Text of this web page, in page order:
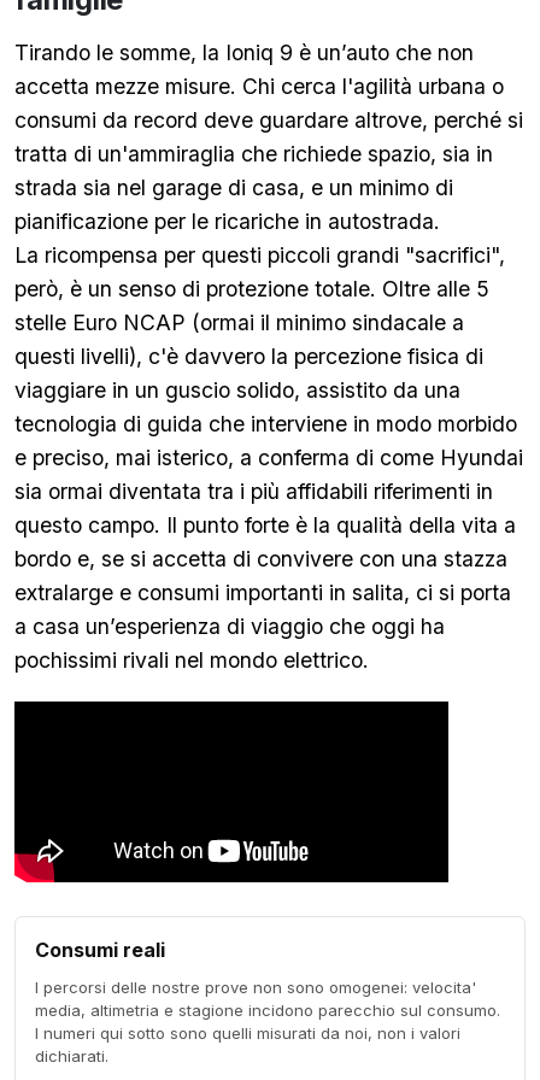
Tirando le somme, la Ioniq 9 è un’auto che non
accetta mezze misure. Chi cerca l'agilità urbana o
consumi da record deve guardare altrove, perché si
tratta di un'ammiraglia che richiede spazio, sia in
strada sia nel garage di casa, e un minimo di
pianificazione per le ricariche in autostrada.
La ricompensa per questi piccoli grandi "sacrifici",
però, è un senso di protezione totale. Oltre alle 5
stelle Euro NCAP (ormai il minimo sindacale a
questi livelli), c'è davvero la percezione fisica di
viaggiare in un guscio solido, assistito da una
tecnologia di guida che interviene in modo morbido
e preciso, mai isterico, a conferma di come Hyundai
sia ormai diventata tra i più affidabili riferimenti in
questo campo. Il punto forte è la qualità della vita a
bordo e, se si accetta di convivere con una stazza
extralarge e consumi importanti in salita, ci si porta
a casa un’esperienza di viaggio che oggi ha
pochissimi rivali nel mondo elettrico.
Consumi reali
I percorsi delle nostre prove non sono omogenei: velocita'
media, altimetria e stagione incidono parecchio sul consumo.
I numeri qui sotto sono quelli misurati da noi, non i valori
dichiarati.